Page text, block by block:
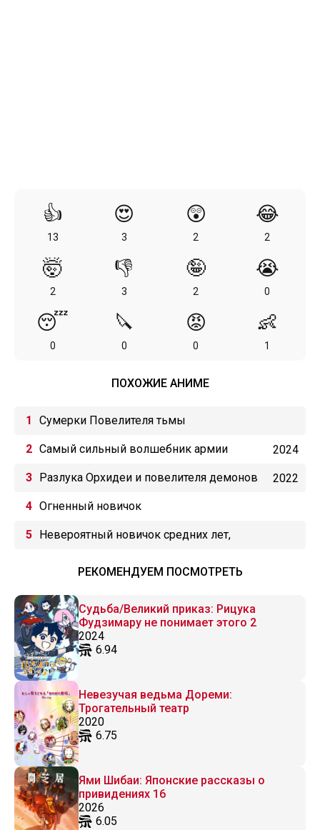
👍
13
😍
3
😲
2
😂
2
🤯
2
👎
3
🤪
2
😭
0
😴
0
🔪
0
😡
0
👶
1
ПОХОЖИЕ АНИМЕ
Сумерки Повелителя тьмы
Самый сильный волшебник армии
повелителя демонов оказался человеком
2024
Разлука Орхидеи и повелителя демонов 2022
Огненный новичок
Невероятный новичок средних лет,
РЕКОМЕНДУЕМ ПОСМОТРЕТЬ
Судьба/Великий приказ: Рицука
Фудзимару не понимает этого 2
2024
6.94
Невезучая ведьма Дореми:
Трогательный театр
2020
6.75
Ями Шибаи: Японские рассказы о
привидениях 16
2026
6.05